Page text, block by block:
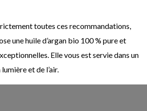
toutes ces recommandations,
une huile d’argan bio 100 % pure et
Elle vous est servie dans un
et de l’air.